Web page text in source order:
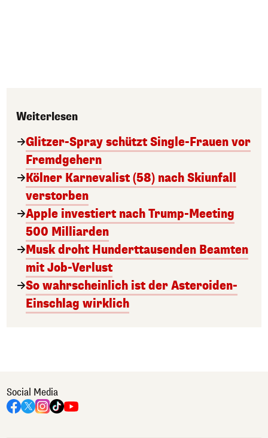
Weiterlesen
Glitzer-Spray schützt Single-Frauen vor
Fremdgehern
Kölner Karnevalist (58) nach Skiunfall
verstorben
Apple investiert nach Trump-Meeting
500 Milliarden
Musk droht Hunderttausenden Beamten
mit Job-Verlust
So wahrscheinlich ist der Asteroiden-
Einschlag wirklich
Social Media